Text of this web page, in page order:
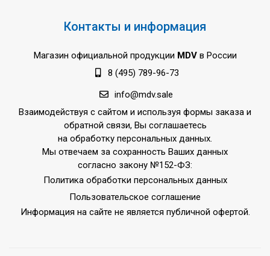
Контакты и информация
Магазин официальной продукции MDVв России
8 (495) 789-96-73
info@mdv.sale
Взаимодействуя с сайтом и используя формы заказа и
обратной связи, Вы соглашаетесь
на обработку персональных данных.
Мы отвечаем за сохранность Ваших данных
согласно закону №152-ФЗ:
Политика обработки персональных данных
Пользовательское соглашение
Информация на сайте не является публичной офертой.